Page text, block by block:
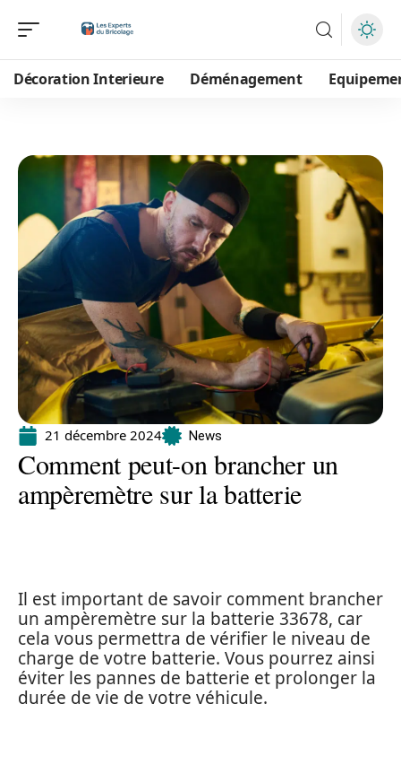
Décoration Interieure Déménagement
21 décembre 2024 News
Comment peut-on brancher un
ampèremètre sur la batterie
Il est important de savoir comment brancher
un ampèremètre sur la batterie 33678, car
cela vous permettra de vérifier le niveau de
charge de votre batterie. Vous pourrez ainsi
éviter les pannes de batterie et prolonger la
durée de vie de votre véhicule.